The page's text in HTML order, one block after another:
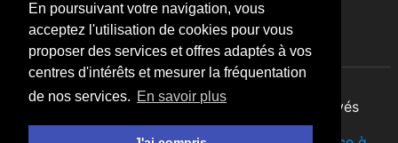
En poursuivant votre navigation, vous
acceptez l'utilisation de cookies pour vous
proposer des services et offres adaptés à vos
centres d'intérêts et mesurer la fréquentation
de nos services. En savoir plus
Comparatif banque
By Night v5.7.3| © 2026 - Tous droits réservés